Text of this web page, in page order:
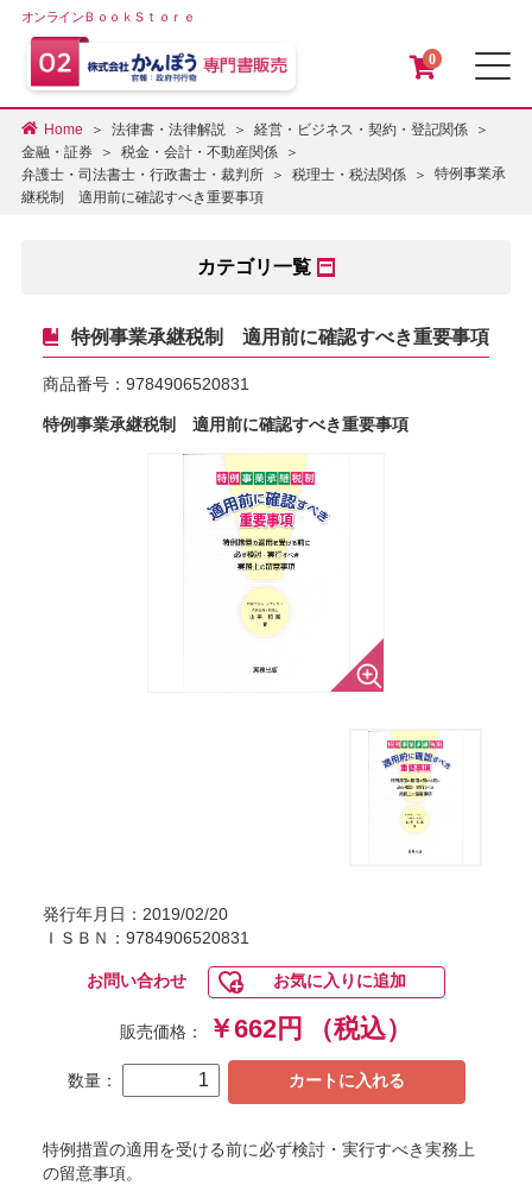
オンラインＢｏｏｋＳｔｏｒｅ
0
Home 法律書・法律解説
経営・ビジネス・契約・登記関係
金融・証券
税金・会計・不動産関係
弁護士・司法書士・行政書士・裁判所
税理士・税法関係
特例事業承
継税制 適用前に確認すべき重要事項
カテゴリ一覧
特例事業承継税制 適用前に確認すべき重要事項
商品番号： 9784906520831
特例事業承継税制 適用前に確認すべき重要事項
発行年月日：2019/02/20
ＩＳＢＮ：9784906520831
お問い合わせ お気に入りに追加
販売価格： ￥662円 （税込）
数量： カートに入れる
特例措置の適用を受ける前に必ず検討・実行すべき実務上
の留意事項。